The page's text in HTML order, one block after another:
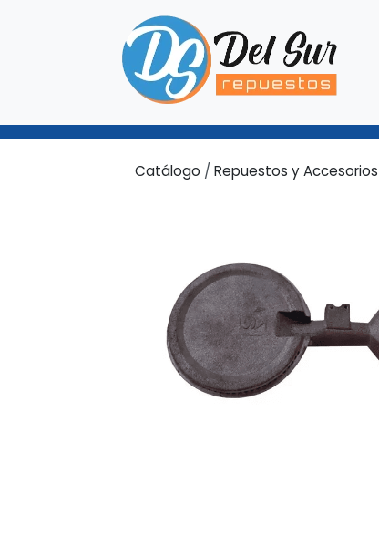
Catálogo / Repuestos y Accesorios